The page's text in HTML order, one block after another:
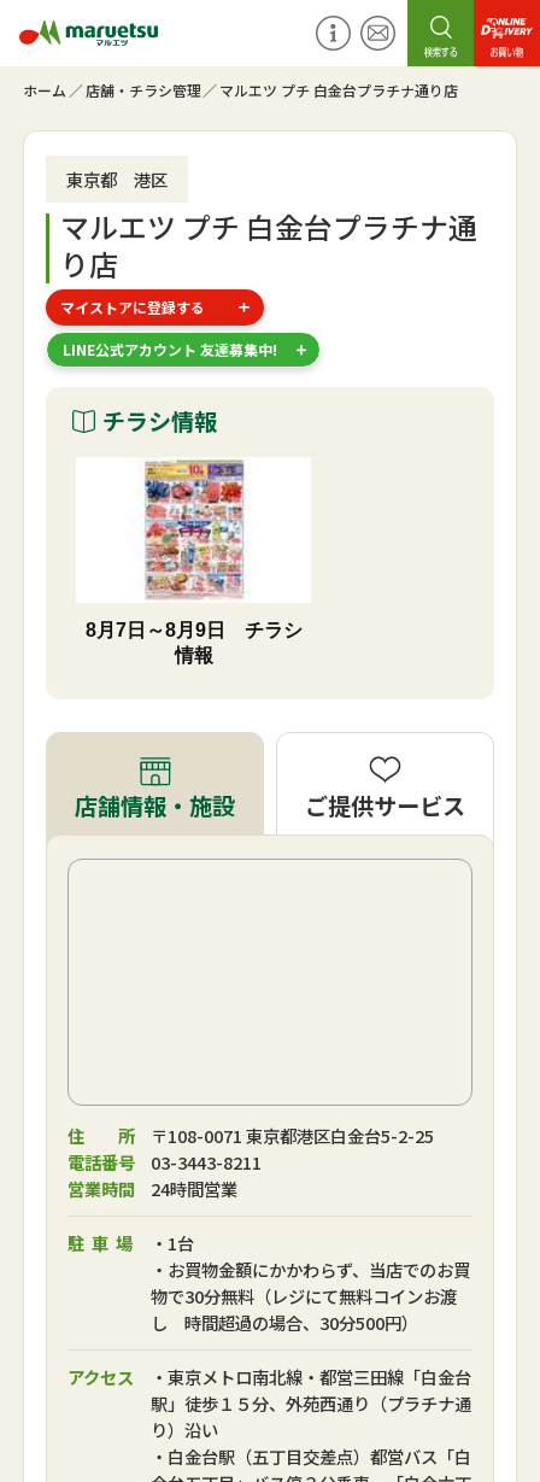
ホーム 店舗・チラシ管理 マルエツ プチ 白金台プラチナ通り店
東京都 港区
マルエツ プチ 白金台プラチナ通
り店
マイストアに登録する
LINE公式アカウント 友達募集中!
チラシ情報
8月7日～8月9日 チラシ
情報
店舗情報・施設 ご提供サービス
住 所
〒108-0071 東京都港区白金台5-2-25
電話番号
03-3443-8211
営業時間
24時間営業
駐車場
・1台
・お買物金額にかかわらず、当店でのお買
物で30分無料（レジにて無料コインお渡
し 時間超過の場合、30分500円）
アクセス
・東京メトロ南北線・都営三田線「白金台
駅」徒歩１５分、外苑西通り（プラチナ通
り）沿い
・白金台駅（五丁目交差点）都営バス「白